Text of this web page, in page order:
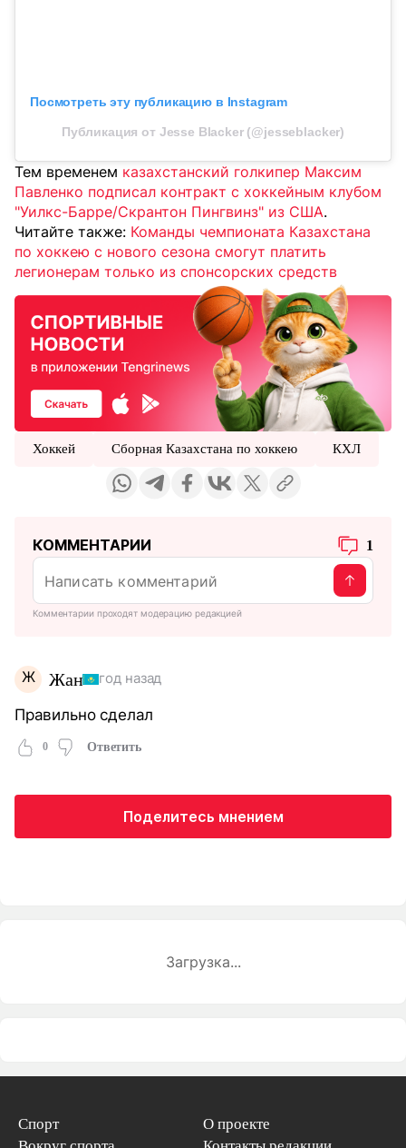
Посмотреть эту публикацию в Instagram
Публикация от Jesse Blacker (@jesseblacker)
Тем временем казахстанский голкипер Максим
Павленко подписал контракт с хоккейным клубом
"Уилкс-Барре/Скрантон Пингвинз" из США.
Читайте также: Команды чемпионата Казахстана
по хоккею с нового сезона смогут платить
легионерам только из спонсорских средств
Хоккей Сборная Казахстана по хоккею КХЛ
КОММЕНТАРИИ 1
Комментарии проходят модерацию редакцией
Ж Жан год назад
Правильно сделал
0 Ответить
Поделитесь мнением
Загрузка...
Спорт
О проекте